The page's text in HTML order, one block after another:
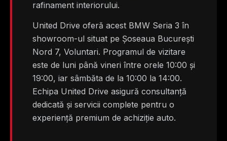
rafinament interiorului.
United Drive oferă acest BMW Seria 3 în
showroom-ul situat pe Șoseaua București
Nord 7, Voluntari. Programul de vizitare
este de luni până vineri între orele 10:00 și
19:00, iar sâmbăta de la 10:00 la 14:00.
Echipa United Drive asigură consultanță
dedicată și servicii complete pentru o
experiență premium de achiziție auto.